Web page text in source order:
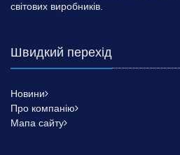
світових виробників.
Швидкий перехід
Новини
Про компанію
Мапа сайту